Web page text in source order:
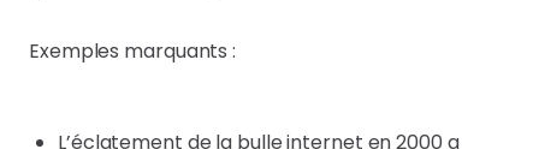
Exemples marquants :
L’éclatement de la bulle internet en 2000 a